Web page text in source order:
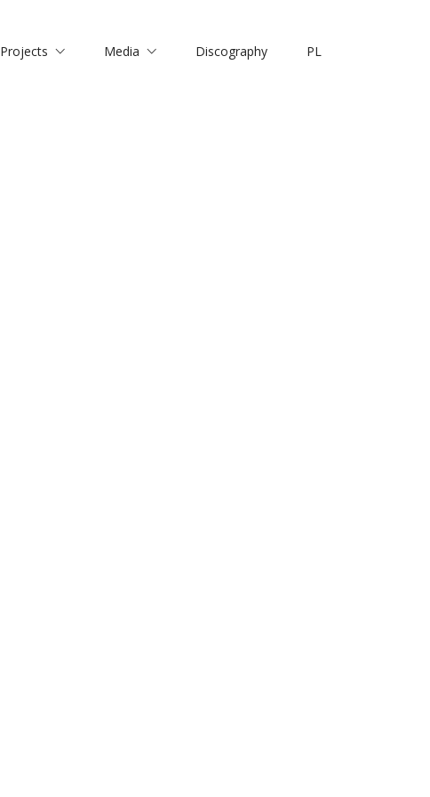
Projects Media Discography PL